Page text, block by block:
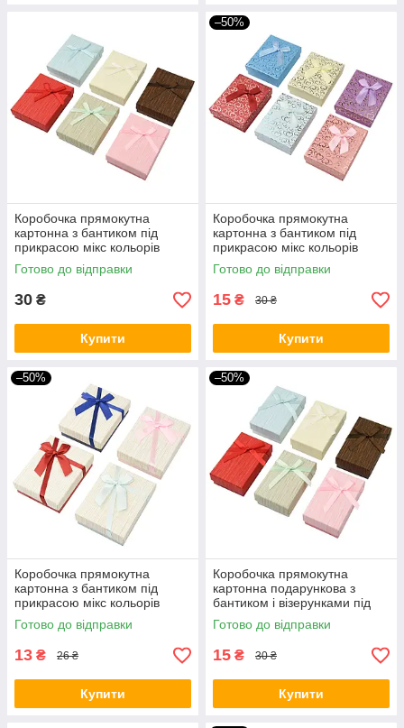
Коробочка прямокутна
картонна з бантиком під
прикрасою мікс кольорів
розмір 7/9/3 см паковання 12
штук
Готово до відправки
30 ₴
Купити
–50%
Коробочка прямокутна
картонна з бантиком під
прикрасою мікс кольорів
розмір 7/9/3 см паковання 12
штук
Готово до відправки
15 ₴ 30 ₴
Купити
–50%
Коробочка прямокутна
картонна з бантиком під
прикрасою мікс кольорів
розмір 7/9/2.5 см упаковка 12
штук
Готово до відправки
13 ₴ 26 ₴
Купити
–50%
Коробочка прямокутна
картонна подарункова з
бантиком і візерунками під
набір розмір 8/5/2.5 см 24 шт.
в пакованні
Готово до відправки
15 ₴ 30 ₴
Купити